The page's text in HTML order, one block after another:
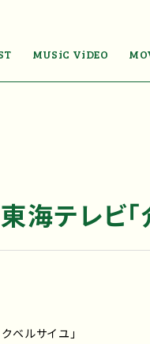
MUSiC ViDEO
東海テレビ
ベルサイユ」